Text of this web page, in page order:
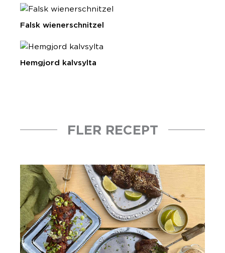
Falsk wienerschnitzel
Hemgjord kalvsylta
FLER RECEPT